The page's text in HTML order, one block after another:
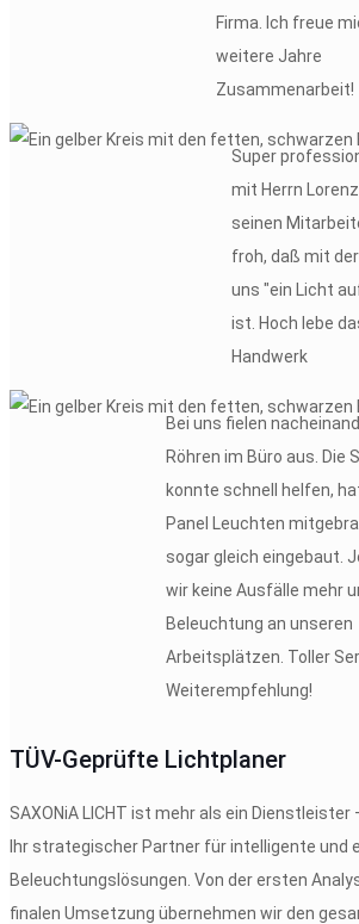
Firma. Ich freue
weitere Jahre
Zusammenarbeit!
Super
mit Herrn
seinen
froh, daß mit
uns "ein Licht
ist. Hoch lebe
Handwerk
Bei uns fielen
Röhren im Büro aus. Die
konnte schnell helfen,
Panel Leuchten
sogar gleich eingebaut.
wir keine Ausfälle mehr
Beleuchtung an unseren
Arbeitsplätzen. Toller
Weiterempfehlung!
TÜV-Geprüfte Lichtplaner
SAXONiA LICHT ist mehr als ein Dienstleister
Ihr strategischer Partner für intelligente und
Beleuchtungslösungen. Von der ersten
finalen Umsetzung übernehmen wir den